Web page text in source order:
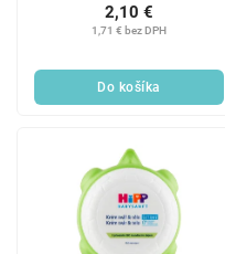
1,71 € bez DPH
2,10 €
Do košíka